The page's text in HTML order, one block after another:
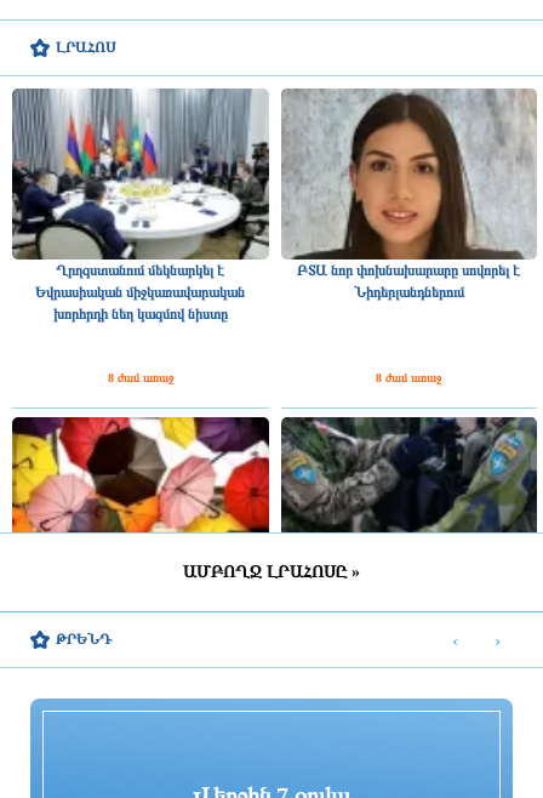
ԼՐԱՀՈՍ
Ղրղզստանում մեկնարկել է
Եվրասիական միջկառավարական
խորհրդի նեղ կազմով նիստը
8 ժամ առաջ
ԲՏԱ նոր փոխնախարարը սովորել է
Նիդերլանդներում
8 ժամ առաջ
հնարավոր է կարկուտ
ամենամեծը մի քանի տասնամյակի
ընթացքում
ԱՄԲՈՂՋ ԼՐԱՀՈՍԸ »
ԹՐԵՆԴ ‹ ›